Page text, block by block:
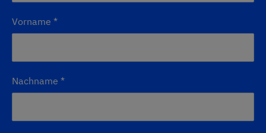
Vorname *
Nachname *